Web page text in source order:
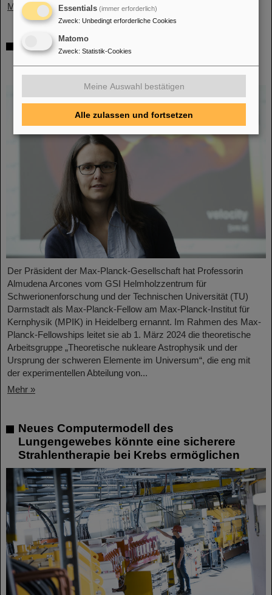
Mehr »
GSI-Forscherin Almudena Arcones zu Max-
Planck-Fellow am Max-Planck-Institut für
Kernphysik in Heidelberg ernannt
Der Präsident der Max-Planck-Gesellschaft hat Professorin
Almudena Arcones vom GSI Helmholzzentrum für
Schwerionenforschung und der Technischen Universität (TU)
Darmstadt als Max-Planck-Fellow am Max-Planck-Institut für
Kernphysik (MPIK) in Heidelberg ernannt. Im Rahmen des Max-
Planck-Fellowships leitet sie ab 1. März 2024 die theoretische
Arbeitsgruppe „Theoretische nukleare Astrophysik und der
Ursprung der schweren Elemente im Universum“, die eng mit
der experimentellen Abteilung von...
Mehr »
Neues Computermodell des
Lungengewebes könnte eine sicherere
Strahlentherapie bei Krebs ermöglichen
Essentials (immer erforderlich)
Zweck: Unbedingt erforderliche Cookies
Matomo
Zweck: Statistik-Cookies
Meine Auswahl bestätigen
Alle zulassen und fortsetzen